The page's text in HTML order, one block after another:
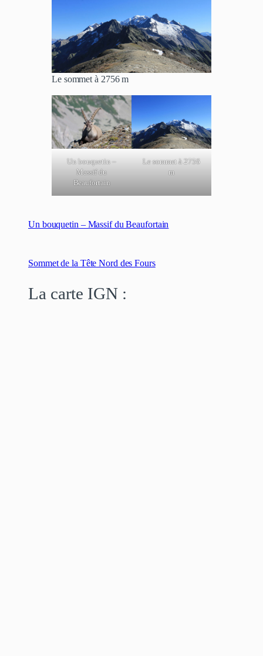
Le sommet à 2756 m
Un bouquetin –
Massif du
Beaufortain
Le sommet à 2756
m
Un bouquetin – Massif du Beaufortain
Sommet de la Tête Nord des Fours
La carte IGN :